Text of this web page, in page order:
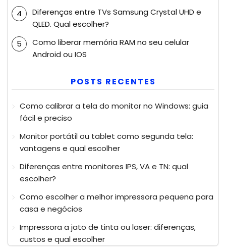
Diferenças entre TVs Samsung Crystal UHD e
QLED. Qual escolher?
Como liberar memória RAM no seu celular
Android ou IOS
POSTS RECENTES
Como calibrar a tela do monitor no Windows: guia
fácil e preciso
Monitor portátil ou tablet como segunda tela:
vantagens e qual escolher
Diferenças entre monitores IPS, VA e TN: qual
escolher?
Como escolher a melhor impressora pequena para
casa e negócios
Impressora a jato de tinta ou laser: diferenças,
custos e qual escolher